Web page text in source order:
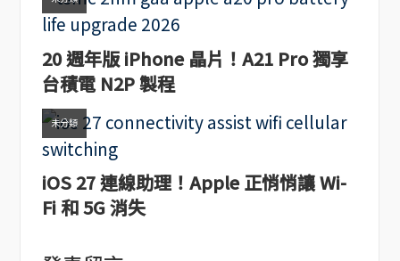
20 週年版 iPhone 晶片！A21 Pro 獨享
台積電 N2P 製程
未分類
iOS 27 連線助理！Apple 正悄悄讓 Wi-
Fi 和 5G 消失